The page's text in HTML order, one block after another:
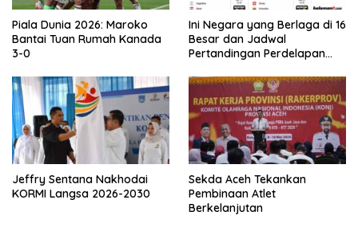
Piala Dunia 2026: Maroko
Bantai Tuan Rumah Kanada
3-0
Ini Negara yang Berlaga di 16
Besar dan Jadwal
Pertandingan Perdelapan
Jeffry Sentana Nakhodai
KORMI Langsa 2026-2030
Sekda Aceh Tekankan
Pembinaan Atlet
Berkelanjutan